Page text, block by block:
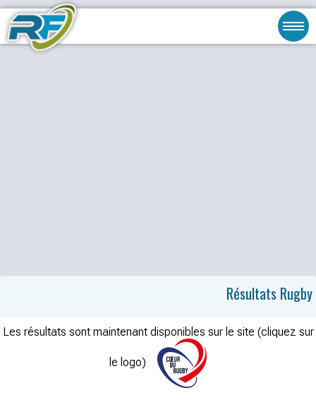
Résultats Rugby
Les résultats sont maintenant disponibles sur le site (cliquez sur
le logo)